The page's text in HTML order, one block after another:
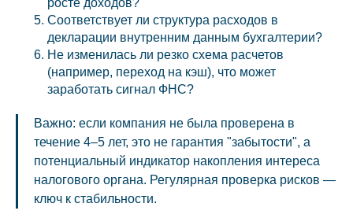
росте доходов?
Соответствует ли структура расходов в
декларации внутренним данным бухгалтерии?
Не изменилась ли резко схема расчетов
(например, переход на кэш), что может
заработать сигнал ФНС?
Важно: если компания не была проверена в
течение 4–5 лет, это не гарантия "забытости", а
потенциальный индикатор накопления интереса
налогового органа. Регулярная проверка рисков —
ключ к стабильности.